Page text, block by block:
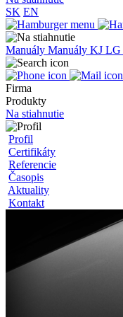
SK EN
Manuály Manuály KJ LG
Firma
Produkty
Na stiahnutie
Profil
Certifikáty
Referencie
Časopis
Aktuality
Kontakt